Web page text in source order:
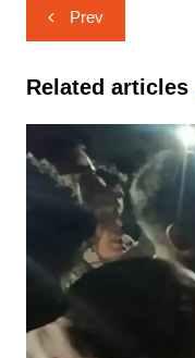
Post
navigation
Prev
Related articles